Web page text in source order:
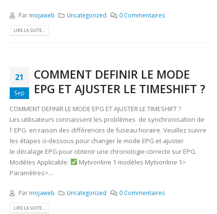
Par mojaweb Uncategorized 0 Commentaires
LIRE LA SUITE...
21
Sep
COMMENT DEFINIR LE MODE
EPG ET AJUSTER LE TIMESHIFT ?
COMMENT DEFINIR LE MODE EPG ET AJUSTER LE TIMESHIFT ?
Les utilisateurs connaissent les problèmes de synchronisation de
l' EPG en raison des différences de fuseau horaire. Veuillez suivre
les étapes ci-dessous pour changer le mode EPG et ajuster
le décalage EPG pour obtenir une chronologie correcte sur EPG.
Modèles Applicable:
Mytvonline 1 modèles Mytvonline 1>
Paramètres>...
Par mojaweb Uncategorized 0 Commentaires
LIRE LA SUITE...